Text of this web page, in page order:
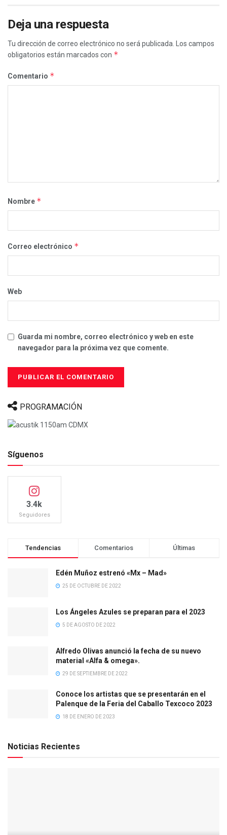
Deja una respuesta
Tu dirección de correo electrónico no será publicada.
Los campos
obligatorios están marcados con *
Comentario *
Nombre *
Correo electrónico *
Web
Guarda mi nombre, correo electrónico y web en este
navegador para la próxima vez que comente.
PROGRAMACIÓN
Síguenos
3.4k
Seguidores
Tendencias Comentarios Últimas
Edén Muñoz estrenó «Mx – Mad»
25 DE OCTUBRE DE 2022
Los Ángeles Azules se preparan para el 2023
5 DE AGOSTO DE 2022
Alfredo Olivas anunció la fecha de su nuevo
material «Alfa & omega».
29 DE SEPTIEMBRE DE 2022
Conoce los artistas que se presentarán en el
Palenque de la Feria del Caballo Texcoco 2023
18 DE ENERO DE 2023
Noticias Recientes